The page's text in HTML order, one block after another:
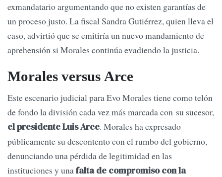
exmandatario argumentando que no existen garantías de
un proceso justo. La fiscal Sandra Gutiérrez, quien lleva el
caso, advirtió que se emitiría un nuevo mandamiento de
aprehensión si Morales continúa evadiendo la justicia.
Morales versus Arce
Este escenario judicial para Evo Morales tiene como telón
de fondo la división cada vez más marcada con su sucesor,
el presidente Luis Arce. Morales ha expresado
públicamente su descontento con el rumbo del gobierno,
denunciando una pérdida de legitimidad en las
instituciones y unafalta de compromiso con la